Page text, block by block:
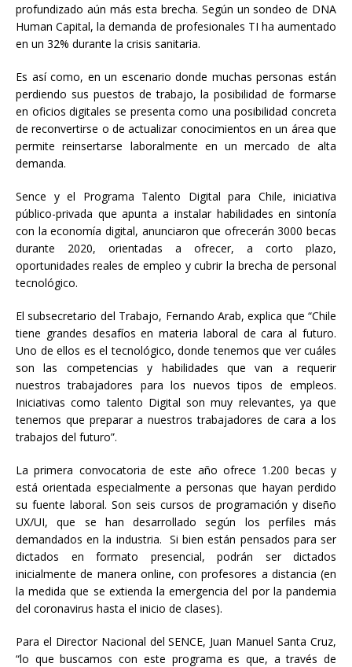
profundizado aún más esta brecha. Según un sondeo de DNA
Human Capital, la demanda de profesionales TI ha aumentado
en un 32% durante la crisis sanitaria.
Es así como, en un escenario donde muchas personas están
perdiendo sus puestos de trabajo, la posibilidad de formarse
en oficios digitales se presenta como una posibilidad concreta
de reconvertirse o de actualizar conocimientos en un área que
permite reinsertarse laboralmente en un mercado de alta
demanda.
Sence y el Programa Talento Digital para Chile, iniciativa
público-privada que apunta a instalar habilidades en sintonía
con la economía digital, anunciaron que ofrecerán 3000 becas
durante 2020, orientadas a ofrecer, a corto plazo,
oportunidades reales de empleo y cubrir la brecha de personal
tecnológico.
El subsecretario del Trabajo, Fernando Arab, explica que “Chile
tiene grandes desafíos en materia laboral de cara al futuro.
Uno de ellos es el tecnológico, donde tenemos que ver cuáles
son las competencias y habilidades que van a requerir
nuestros trabajadores para los nuevos tipos de empleos.
Iniciativas como talento Digital son muy relevantes, ya que
tenemos que preparar a nuestros trabajadores de cara a los
trabajos del futuro”.
La primera convocatoria de este año ofrece 1.200 becas y
está orientada especialmente a personas que hayan perdido
su fuente laboral. Son seis cursos de programación y diseño
UX/UI, que se han desarrollado según los perfiles más
demandados en la industria. Si bien están pensados para ser
dictados en formato presencial, podrán ser dictados
inicialmente de manera online, con profesores a distancia (en
la medida que se extienda la emergencia del por la pandemia
del coronavirus hasta el inicio de clases).
Para el Director Nacional del SENCE, Juan Manuel Santa Cruz,
“lo que buscamos con este programa es que, a través de